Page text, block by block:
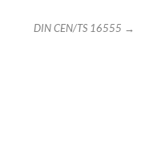
DIN CEN/TS 16555 →